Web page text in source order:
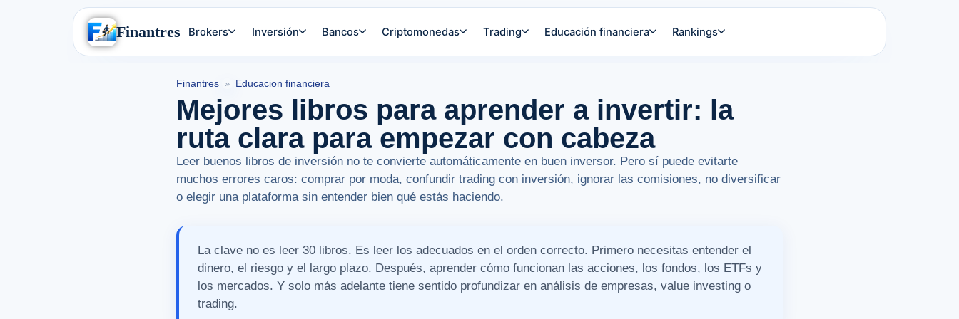
Finantres Brokers Inversión Bancos Criptomonedas Trading Educación financiera Rankings
Finantres » Educacion financiera
Mejores libros para aprender a invertir: la
ruta clara para empezar con cabeza
Leer buenos libros de inversión no te convierte automáticamente en buen inversor. Pero sí puede evitarte
muchos errores caros: comprar por moda, confundir trading con inversión, ignorar las comisiones, no diversificar
o elegir una plataforma sin entender bien qué estás haciendo.
La clave no es leer 30 libros. Es leer los adecuados en el orden correcto. Primero necesitas entender el
dinero, el riesgo y el largo plazo. Después, aprender cómo funcionan las acciones, los fondos, los ETFs y
los mercados. Y solo más adelante tiene sentido profundizar en análisis de empresas, value investing o
trading.